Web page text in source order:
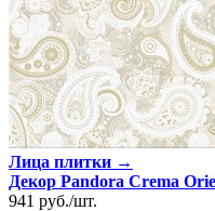
Лица плитки →
Декор Pandora Crema
941 руб./шт.